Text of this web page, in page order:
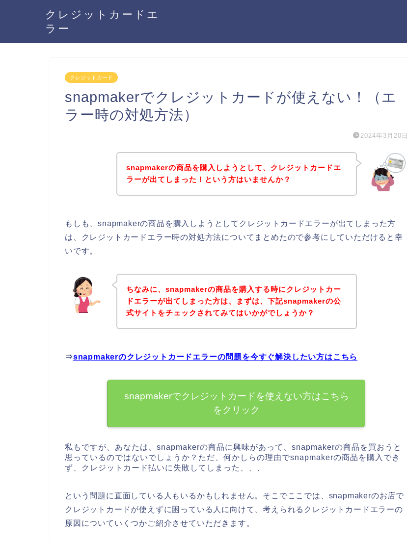
クレジットカードエ
ラー
クレジットカード
snapmakerでクレジットカードが使えない！（エ
ラー時の対処方法）
2024年3月20日
snapmakerの商品を購入しようとして、クレジットカードエ
ラーが出てしまった！という方はいませんか？
もしも、snapmakerの商品を購入しようとしてクレジットカードエラーが出てしまった方
は、クレジットカードエラー時の対処方法についてまとめたので参考にしていただけると幸
いです。
ちなみに、snapmakerの商品を購入する時にクレジットカー
ドエラーが出てしまった方は、まずは、下記snapmakerの公
式サイトをチェックされてみてはいかがでしょうか？
⇒snapmakerのクレジットカードエラーの問題を今すぐ解決したい方はこちら
snapmakerでクレジットカードを使えない方はこちら
をクリック
私もですが、あなたは、snapmakerの商品に興味があって、snapmakerの商品を買おうと
思っているのではないでしょうか？ただ、何かしらの理由でsnapmakerの商品を購入でき
ず、クレジットカード払いに失敗してしまった、、、
という問題に直面している人もいるかもしれません。そこでここでは、snapmakerのお店で
クレジットカードが使えずに困っている人に向けて、考えられるクレジットカードエラーの
原因についていくつかご紹介させていただきます。